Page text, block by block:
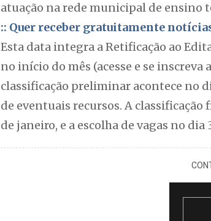
atuação na rede municipal de ensino
:: Quer receber gratuitamente
Esta data integra a Retificação ao
no início do mês (acesse e se
classificação preliminar acontece no
de eventuais recursos. A
de janeiro, e a escolha de vagas no dia